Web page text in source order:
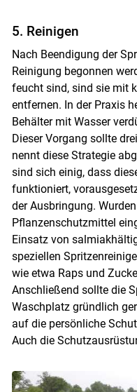
5. Reinigen
Nach Beendigung der
Reinigung begonnen
feucht sind, sind sie mit
entfernen. In der Praxis
Behälter mit Wasser
Dieser Vorgang sollte
nennt diese Strategie
sind sich einig, dass
funktioniert,
der Ausbringung.
Pflanzenschutzmittel
Einsatz von
speziellen
wie etwa Raps und
Anschließend sollte die
Waschplatz gründlich
auf die persönliche
Auch die